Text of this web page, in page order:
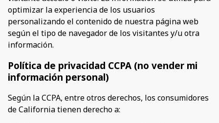
optimizar la experiencia de los usuarios
personalizando el contenido de nuestra página web
según el tipo de navegador de los visitantes y/u otra
información.
Política de privacidad CCPA (no vender mi
información personal)
Según la CCPA, entre otros derechos, los consumidores
de California tienen derecho a: